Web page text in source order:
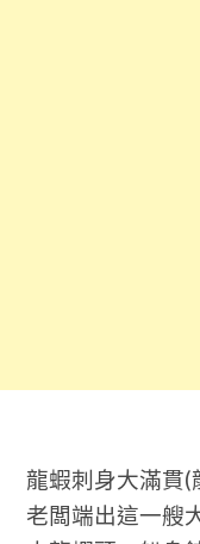
龍蝦刺身大滿貫(
老闆端出這一艘